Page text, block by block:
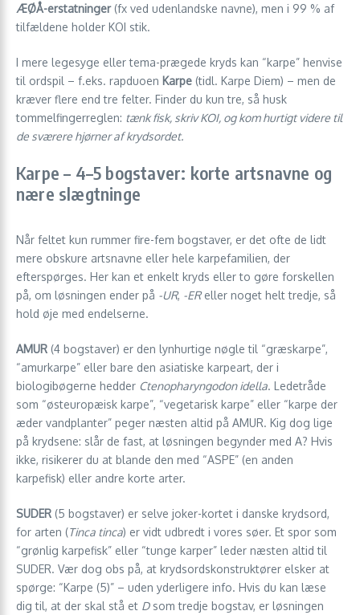
ÆØÅ-erstatninger(fx ved udenlandske navne), men i 99 % af
tilfældene holder KOI stik.
I mere legesyge eller tema-prægede kryds kan “karpe” henvise
til ordspil – f.eks. rapduoen Karpe (tidl. Karpe Diem) – men de
kræver flere end tre felter. Finder du kun tre, så husk
tommelfingerreglen: tænk fisk, skriv KOI, og kom hurtigt videre til
de sværere hjørner af krydsordet.
Karpe – 4–5 bogstaver: korte artsnavne og
nære slægtninge
Når feltet kun rummer fire-fem bogstaver, er det ofte de lidt
mere obskure artsnavne eller hele karpefamilien, der
efterspørges. Her kan et enkelt kryds eller to gøre forskellen
på, om løsningen ender på -UR, -EReller noget helt tredje, så
hold øje med endelserne.
AMUR (4 bogstaver) er den lynhurtige nøgle til “græskarpe”,
“amurkarpe” eller bare den asiatiske karpeart, der i
biologibøgerne hedder Ctenopharyngodon idella. Ledetråde
som “østeuropæisk karpe”, “vegetarisk karpe” eller “karpe der
æder vandplanter” peger næsten altid på AMUR. Kig dog lige
på krydsene: slår de fast, at løsningen begynder med A? Hvis
ikke, risikerer du at blande den med “ASPE” (en anden
karpefisk) eller andre korte arter.
SUDER (5 bogstaver) er selve joker-kortet i danske krydsord,
for arten (Tinca tinca) er vidt udbredt i vores søer. Et spor som
“grønlig karpefisk” eller “tunge karper” leder næsten altid til
SUDER. Vær dog obs på, at krydsordskonstruktører elsker at
spørge: “Karpe (5)” – uden yderligere info. Hvis du kan læse
dig til, at der skal stå et Dsom tredje bogstav, er løsningen